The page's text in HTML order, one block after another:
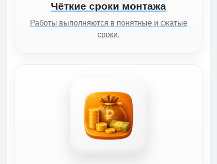
Чёткие сроки монтажа
Работы выполняются в понятные и сжатые
сроки.